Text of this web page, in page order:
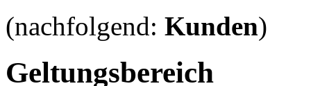
(nachfolgend: Kunden)
Geltungsbereich